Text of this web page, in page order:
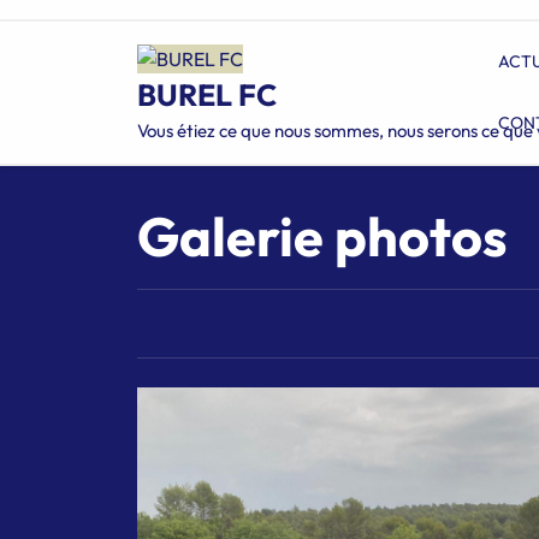
BUREL FC
Vous étiez ce que nous sommes, nous serons ce que
Galerie photos